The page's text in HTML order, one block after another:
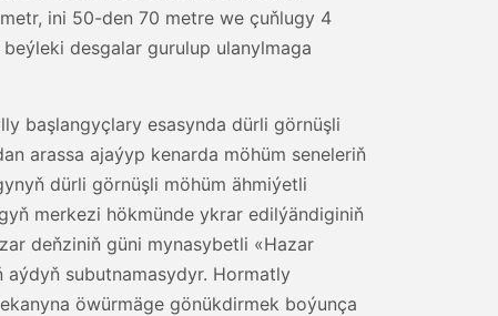
ini 50-den 70 metre we çuňlugy 4
desgalar gurulup ulanylmaga
başlangyçlary esasynda dürli görnüşli
arassa ajaýyp kenarda möhüm seneleriň
dürli görnüşli möhüm ähmiýetli
merkezi hökmünde ykrar edilýändiginiň
deňziniň güni mynasybetli «Hazar
subutnamasydyr. Hormatly
öwürmäge gönükdirmek boýunça